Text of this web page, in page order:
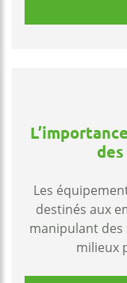
Les
destinés aux
manipulant des
milieux